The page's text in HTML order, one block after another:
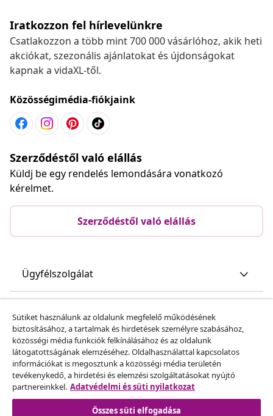
Iratkozzon fel hírlevelünkre
Csatlakozzon a több mint 700 000 vásárlóhoz, akik heti
akciókat, szezonális ajánlatokat és újdonságokat
kapnak a vidaXL-től.
Közösségimédia-fiókjaink
Szerződéstől való elállás
Küldj be egy rendelés lemondására vonatkozó
kérelmet.
Szerződéstől való elállás
Ügyfélszolgálat
vidaXL
Fedezz fel többet
Sütiket használunk az oldalunk megfelelő működésének
biztosításához, a tartalmak és hirdetések személyre szabásához,
közösségi média funkciók felkínálásához és az oldalunk
látogatottságának elemzéséhez. Oldalhasználattal kapcsolatos
információkat is megosztunk a közösségi média területén
tevékenykedő, a hirdetési és elemzési szolgáltatásokat nyújtó
partnereinkkel. Adatvédelmi és süti nyilatkozat
Összes süti elfogadása